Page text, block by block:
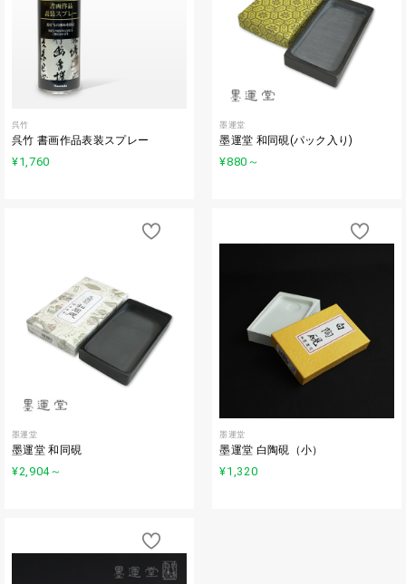
呉竹
呉竹 書画作品表装スプレー
¥1,760
墨運堂
墨運堂 和同硯(パック入り)
¥880 ～
墨運堂
墨運堂 和同硯
¥2,904～
墨運堂
墨運堂 白陶硯（小）
¥1,320